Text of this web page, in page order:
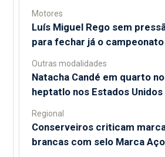
Motores
Luís Miguel Rego sem
para fechar já o campeonato
Outras modalidades
Natacha Candé em quarto no
heptatlo nos Estados Unidos
Regional
Conserveiros criticam
brancas com selo Marca